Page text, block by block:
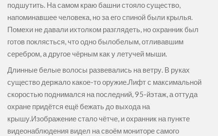
подшутить. На самом краю башни стояло существо,
напоминавшее человека, но за его спиной были крылья.
Помехи не давали ихтолком разглядеть, но охранник был
готов поклясться, что одно былобелым, отливавшим
серебром, а другое чёрным как у летучей мыши.
Длинные белые волосы развевались на ветру. В руках
существо держало какое-то оружие.Лифт с максимальной
скоростью поднимался на последний, 95-йэтаж, а оттуда
охране придётся ещё бежать до выхода на
крышу.Изображение стало чётче, и охранник на пункте
видеонаблюдения видел на своём мониторе самого